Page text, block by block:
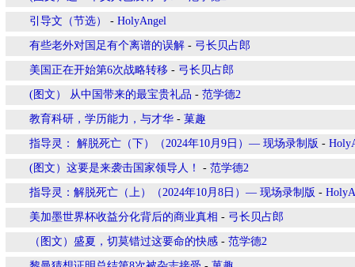
引导文（节选） - HolyAngel
有些老外对国足有个离谱的误解 - 弓长贝占郎
美国正在开始第6次战略转移 - 弓长贝占郎
(图文） 从中国带来的最宝贵礼品 - 范学德2
教育科研，学历能力，与才华 - 菓趣
指导灵： 解脱死亡（下）（2024年10月9日）— 现场录制版 -
(图文）这要是来袭击国家领导人！ - 范学德2
指导灵：解脱死亡（上）（2024年10月8日）— 现场录制版 -
美加墨世界杯收益分化背后的商业真相 - 弓长贝占郎
（图文）盛夏，切莫错过这要命的快感 - 范学德2